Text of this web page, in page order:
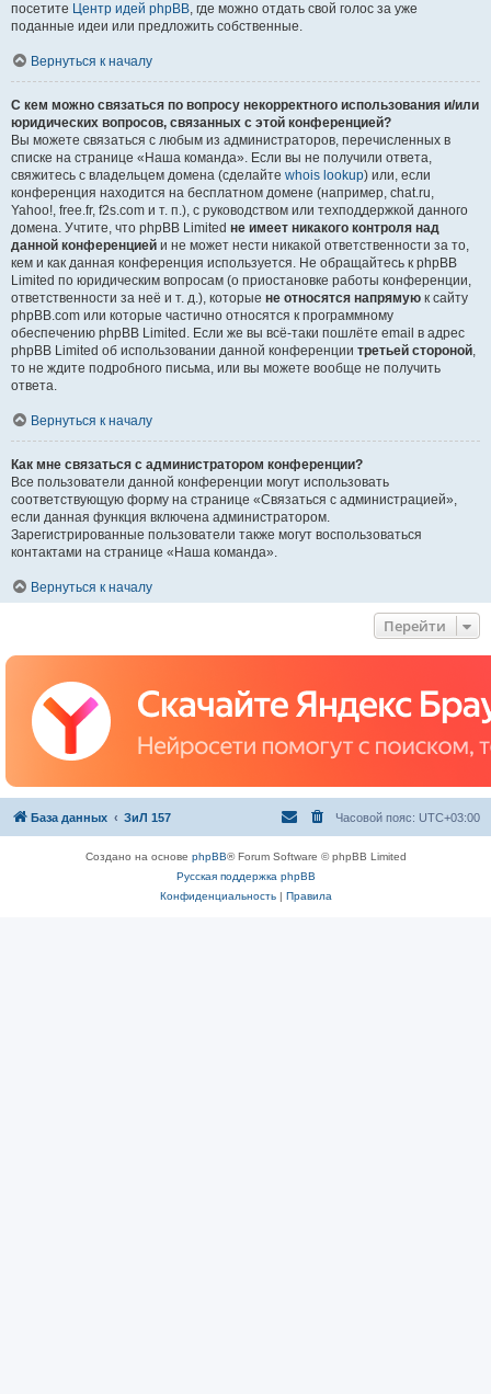
посетите Центр идей phpBB, где можно отдать свой голос за уже
поданные идеи или предложить собственные.
Вернуться к началу
С кем можно связаться по вопросу некорректного использования и/или
юридических вопросов, связанных с этой конференцией?
Вы можете связаться с любым из администраторов, перечисленных в
списке на странице «Наша команда». Если вы не получили ответа,
свяжитесь с владельцем домена (сделайте whois lookup) или, если
конференция находится на бесплатном домене (например, chat.ru,
Yahoo!, free.fr, f2s.com и т. п.), с руководством или техподдержкой данного
домена. Учтите, что phpBB Limited не имеет никакого контроля над
данной конференцией и не может нести никакой ответственности за то,
кем и как данная конференция используется. Не обращайтесь к phpBB
Limited по юридическим вопросам (о приостановке работы конференции,
ответственности за неё и т. д.), которые не относятся напрямую к сайту
phpBB.com или которые частично относятся к программному
обеспечению phpBB Limited. Если же вы всё-таки пошлёте email в адрес
phpBB Limited об использовании данной конференции третьей стороной,
то не ждите подробного письма, или вы можете вообще не получить
ответа.
Вернуться к началу
Как мне связаться с администратором конференции?
Все пользователи данной конференции могут использовать
соответствующую форму на странице «Связаться с администрацией»,
если данная функция включена администратором.
Зарегистрированные пользователи также могут воспользоваться
контактами на странице «Наша команда».
Вернуться к началу
Перейти
База данных ЗиЛ 157 Часовой пояс: UTC+03:00
Создано на основе phpBB® Forum Software © phpBB Limited
Русская поддержка phpBB
Конфиденциальность| Правила